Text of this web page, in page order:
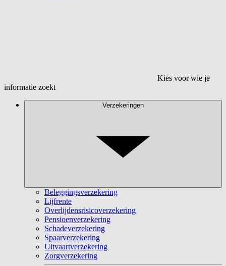
Kies voor wie je
informatie zoekt
Verzekeringen
Beleggingsverzekering
Lijfrente
Overlijdensrisicoverzekering
Pensioenverzekering
Schadeverzekering
Spaarverzekering
Uitvaartverzekering
Zorgverzekering